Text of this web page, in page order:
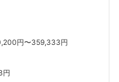
円〜359,333円
円